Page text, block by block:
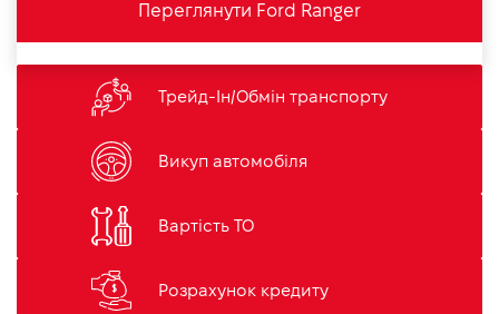
Переглянути Ford Ranger
Трейд-Ін/Обмін транспорту
Викуп автомобіля
Вартість ТО
Розрахунок кредиту